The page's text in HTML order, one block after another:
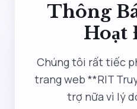
Thông
Hoạt
Chúng tôi rất tiếc
trang web **RIT
trợ nữa vì lý